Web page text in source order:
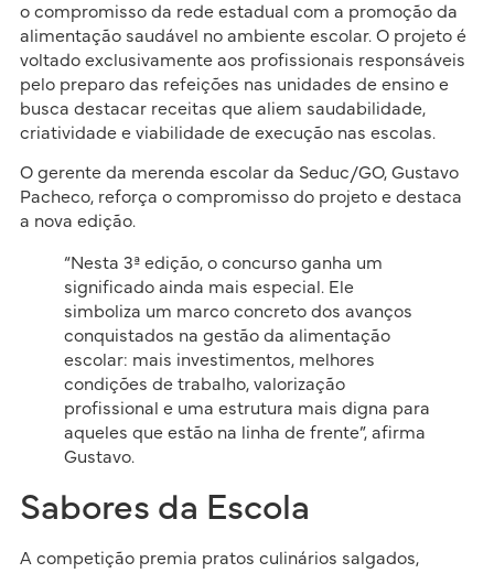
o compromisso da rede estadual com a promoção da
alimentação saudável no ambiente escolar. O projeto é
voltado exclusivamente aos profissionais responsáveis
pelo preparo das refeições nas unidades de ensino e
busca destacar receitas que aliem saudabilidade,
criatividade e viabilidade de execução nas escolas.
O gerente da merenda escolar da Seduc/GO, Gustavo
Pacheco, reforça o compromisso do projeto e destaca
a nova edição.
“Nesta 3ª edição, o concurso ganha um
significado ainda mais especial. Ele
simboliza um marco concreto dos avanços
conquistados na gestão da alimentação
escolar: mais investimentos, melhores
condições de trabalho, valorização
profissional e uma estrutura mais digna para
aqueles que estão na linha de frente”, afirma
Gustavo.
Sabores da Escola
A competição premia pratos culinários salgados,